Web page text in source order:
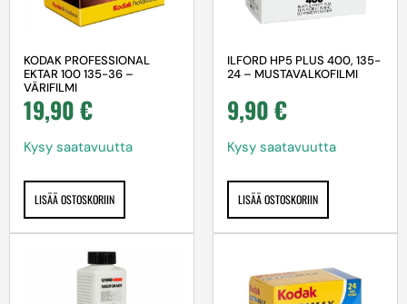
KODAK PROFESSIONAL
EKTAR 100 135-36 –
VÄRIFILMI
19,90€
Kysy saatavuutta
LISÄÄ OSTOSKORIIN
ILFORD HP5 PLUS 400, 135-
24 – MUSTAVALKOFILMI
9,90€
Kysy saatavuutta
LISÄÄ OSTOSKORIIN